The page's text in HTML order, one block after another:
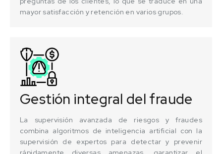
mayor satisfacción y retención en varios grupos.
Gestión integral del fraude
La supervisión avanzada de riesgos y fraudes
combina algoritmos de inteligencia artificial con la
supervisión de expertos para detectar y prevenir